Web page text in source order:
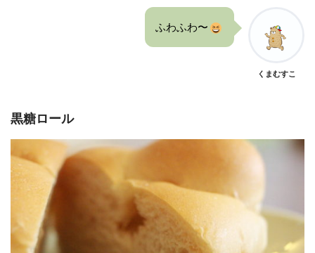
ふわふわ〜
くまむすこ
黒糖ロール